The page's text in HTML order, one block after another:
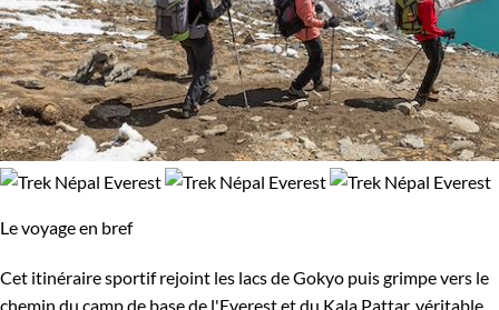
Le voyage en bref
Cet itinéraire sportif rejoint les lacs de Gokyo puis grimpe vers le
chemin du camp de base de l'Everest et du Kala Pattar, véritable